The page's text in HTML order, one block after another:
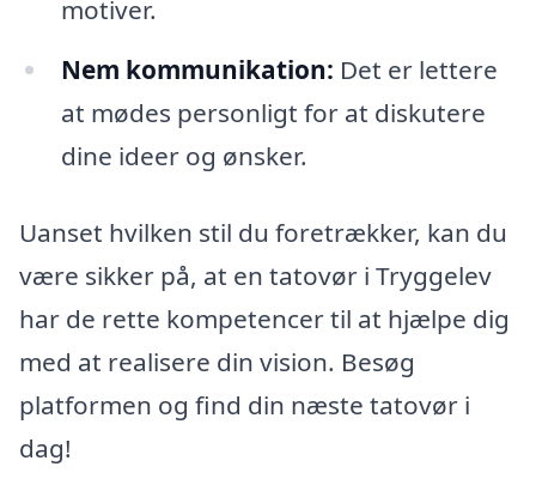
motiver.
Nem kommunikation: Det er lettere
at mødes personligt for at diskutere
dine ideer og ønsker.
Uanset hvilken stil du foretrækker, kan du
være sikker på, at en tatovør i Tryggelev
har de rette kompetencer til at hjælpe dig
med at realisere din vision. Besøg
platformen og find din næste tatovør i
dag!